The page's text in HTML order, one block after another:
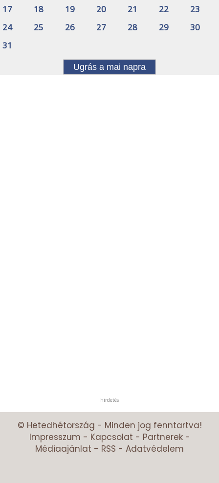
17
18 19 20 21 22
23
24
25 26 27 28 29
30
31
Ugrás a mai napra
hirdetés
© Hetedhétország - Minden jog fenntartva!
Impresszum - Kapcsolat - Partnerek-
Médiaajánlat - RSS - Adatvédelem